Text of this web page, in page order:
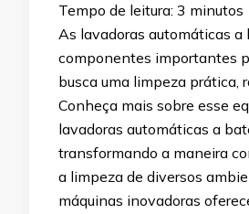
Tempo de leitura: 3 minutos
As lavadoras automáticas a
componentes importantes
busca uma limpeza prática,
Conheça mais sobre esse
lavadoras automáticas a
transformando a maneira
a limpeza de diversos
máquinas inovadoras